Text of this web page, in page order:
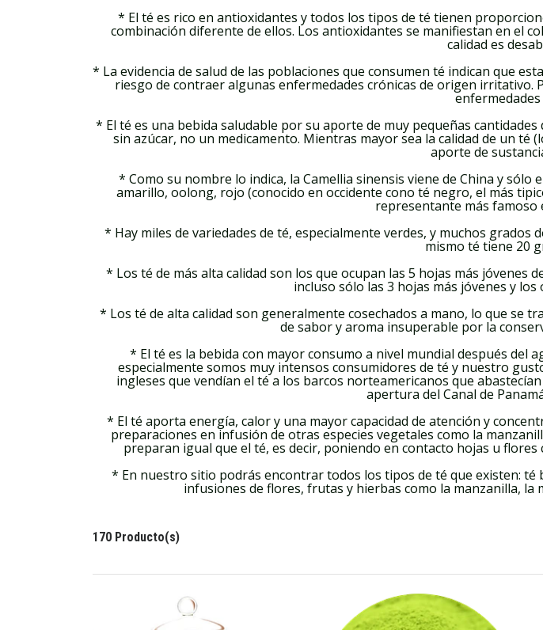
* El té es rico en antioxidantes y todos los tipos de té tienen
combinación diferente de ellos. Los antioxidantes se manifiestan en el
calidad es
* La evidencia de salud de las poblaciones que consumen té indican que
riesgo de contraer algunas enfermedades crónicas de origen
enfermedades
* El té es una bebida saludable por su aporte de muy pequeñas
sin azúcar, no un medicamento. Mientras mayor sea la calidad de un
aporte de
* Como su nombre lo indica, la Camellia sinensis viene de China y
amarillo, oolong, rojo (conocido en occidente cono té negro, el más
representante más famoso
* Hay miles de variedades de té, especialmente verdes, y muchos
mismo té tiene 20
* Los té de más alta calidad son los que ocupan las 5 hojas más jóvenes
incluso sólo las 3 hojas más jóvenes y
* Los té de alta calidad son generalmente cosechados a mano, lo que se
de sabor y aroma insuperable por la
* El té es la bebida con mayor consumo a nivel mundial después del
especialmente somos muy intensos consumidores de té y nuestro
ingleses que vendían el té a los barcos norteamericanos que
apertura del Canal de
* El té aporta energía, calor y una mayor capacidad de atención y
preparaciones en infusión de otras especies vegetales como la
preparan igual que el té, es decir, poniendo en contacto hojas u
* En nuestro sitio podrás encontrar todos los tipos de té que existen:
infusiones de flores, frutas y hierbas como la manzanilla,
170 Producto(s)